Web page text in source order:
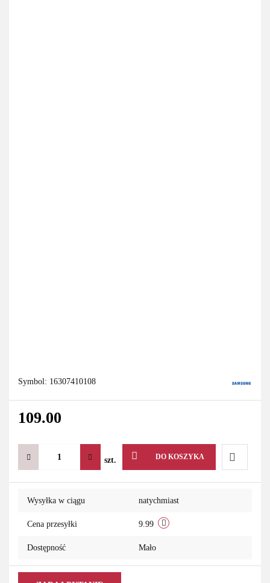
Symbol: 16307410108
109.00
szt. DO KOSZYKA
Do
Wysyłka w ciągu natychmiast
Cena przesyłki 9.99
Dostępność Mało